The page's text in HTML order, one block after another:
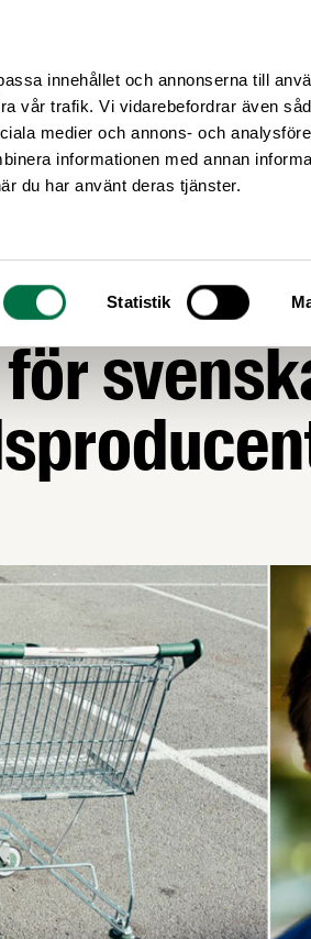
innehållet och annonserna till
vår trafik. Vi vidarebefordrar även
medier och annons- och
informationen med annan
du har använt deras tjänster.
Statistik